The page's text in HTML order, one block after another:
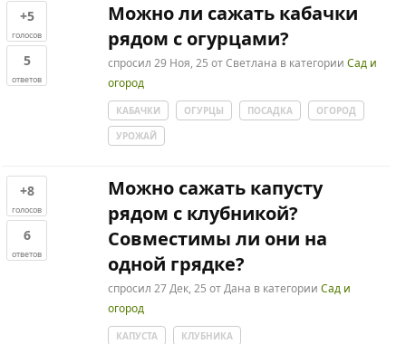
+5
голосов
5
ответов
Можно ли сажать кабачки
рядом с огурцами?
спросил 29 Ноя, 25 отСветлана в категории Сад и
огород
КАБАЧКИ ОГУРЦЫ ПОСАДКА
ОГОРОД
УРОЖАЙ
+8
голосов
6
ответов
Можно сажать капусту
рядом с клубникой?
Совместимы ли они на
одной грядке?
спросил 27 Дек, 25 отДана в категории Сад и
огород
КАПУСТА
КЛУБНИКА